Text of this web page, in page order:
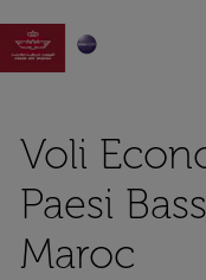

Voli
Paesi
Maroc